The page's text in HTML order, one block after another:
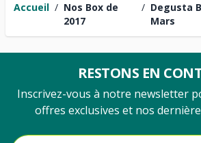
Accueil / Nos Box de
2017
/ Degusta
Mars
RESTONS EN
Inscrivez-vous à notre newsletter
offres exclusives et nos